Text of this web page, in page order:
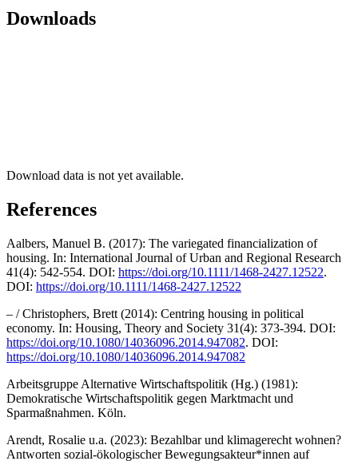
Downloads
Download data is not yet available.
References
Aalbers, Manuel B. (2017): The variegated financialization of
housing. In: International Journal of Urban and Regional Research
41(4): 542-554. DOI: https://doi.org/10.1111/1468-2427.12522.
DOI: https://doi.org/10.1111/1468-2427.12522
– / Christophers, Brett (2014): Centring housing in political
economy. In: Housing, Theory and Society 31(4): 373-394. DOI:
https://doi.org/10.1080/14036096.2014.947082. DOI:
https://doi.org/10.1080/14036096.2014.947082
Arbeitsgruppe Alternative Wirtschaftspolitik (Hg.) (1981):
Demokratische Wirtschaftspolitik gegen Marktmacht und
Sparmaßnahmen. Köln.
Arendt, Rosalie u.a. (2023): Bezahlbar und klimagerecht wohnen?
Antworten sozial-ökologischer Bewegungsakteur*innen auf